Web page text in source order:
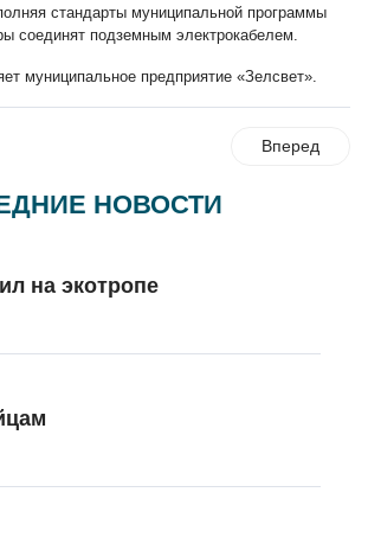
стандарты муниципальной программы
соединят подземным электрокабелем.
муниципальное предприятие «Зелсвет».
Вперед
НОВОСТИ
на экотропе